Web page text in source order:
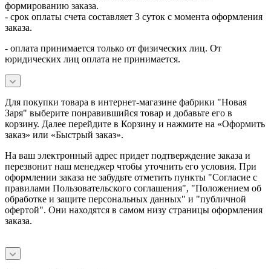
формированию заказа.
- срок оплаты счета составляет 3 суток с момента оформления
заказа.
- оплата принимается только от физических лиц. От
юридических лиц оплата не принимается.
Для покупки товара в интернет-магазине фабрики "Новая
Заря" выберите понравившийся товар и добавьте его в
корзину. Далее перейдите в Корзину и нажмите на «Оформить
заказ» или «Быстрый заказ».
На ваш электронный адрес придет подтверждение заказа и
перезвонит наш менеджер чтобы уточнить его условия. При
оформлении заказа не забудьте отметить пункты "Согласие с
правилами Пользовательского соглашения", "Положением об
обработке и защите персональных данных" и "публичной
офертой". Они находятся в самом низу страницы оформления
заказа.